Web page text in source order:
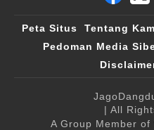
Peta Situs Tentang
Pedoman Media
| All
A Group Member of